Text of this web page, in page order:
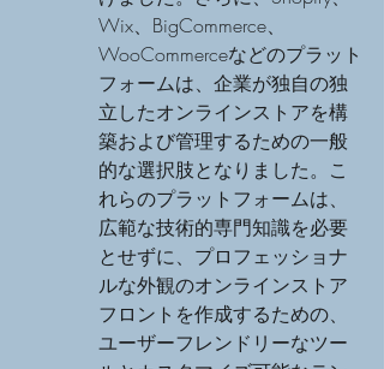
Wix、BigCommerce、
WooCommerceなどのプラット
フォームは、企業が独自の独
立したオンラインストアを構
築および管理するための一般
的な選択肢となりました。こ
れらのプラットフォームは、
広範な技術的専門知識を必要
とせずに、プロフェッショナ
ルな外観のオンラインストア
フロントを作成するための、
ユーザーフレンドリーなツー